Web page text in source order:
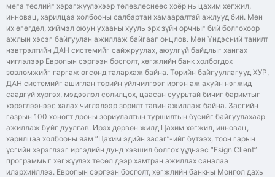
мега төслийг хэрэгжүүлэхээр төлөвлөснөөс хоёр нь цахим хөгжил,
инновац, харилцаа холбооны салбартай хамааралтай ажлууд бий. Мөн
их өгөгдөл, хиймэл оюун ухааны хууль эрх зүйн орчныг бий болгохоор
ажлын хэсэг байгуулан ажиллаж байгааг онцлов. Мөн Үндэсний танилт
нэвтрэлтийн ДАН системийг сайжруулах, аюулгүй байдлыг хангах
чиглэлээр Европын сэргээн босголт, хөгжлийн банк холбогдох
зөвлөмжийг гаргаж өгсөнд талархаж байна. Төрийн байгууллагууд ХУР,
ДАН системийг ашиглан төрийн үйлчилгээг иргэн аж ахуйн нэгжид
саадгүй хүргэх, мэдээлэл солилцох, цаасан суурьтай бичиг баримтыг
хэрэглээнээс халах чиглэлээр зорилт тавин ажиллаж байна. Засгийн
газрын 100 хоногт дроны зориулалтын туршилтын бүсийг байгуулахаар
ажиллаж буйг дуулгав. Ирэх дөрвөн жилд Цахим хөгжил, инновац,
харилцаа холбооны яам “Цахим эдийн засаг”-ийг бүтээх, тоон гарын
үсгийн хэрэглээг иргэдийн дунд хэвшил болгох үүднээс “Esign Client”
программыг хөгжүүлэх төсөл дээр хамтран ажиллах саналаа
илэрхийллээ. Европын сэргээн босголт, хөгжлийн банкны Монгол дахь